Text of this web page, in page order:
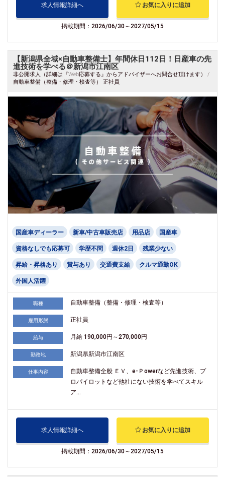
求人情報詳細へ お気に入りに追加
掲載期間：2026/06/30～2027/05/15
【新潟県全域×自動車整備士】年間休日112日！日産車の先
進技術を学べる＠新潟市江南区
非公開求人（詳細は『Web応募する』からアドバイザーへお問合せ頂けます） /
自動車整備（整備・修理・検査等） 正社員
国産車ディーラー 新車/中古車販売店 用品店 国産車
資格なしでも応募可 学歴不問 週休2日 残業少ない
昇給・昇格あり 賞与あり 交通費支給 クルマ通勤OK
外国人活躍
職種 自動車整備（整備・修理・検査等）
雇用形態 正社員
給与 月給 190,000円～270,000円
勤務地 新潟県新潟市江南区
仕事内容
自動車整備全般 ＥＶ、e-Ｐowerなど先進技術、プ
ロパイロットなど他社にない技術を学べてスキル
ア...
求人情報詳細へ お気に入りに追加
掲載期間：2026/06/30～2027/05/15